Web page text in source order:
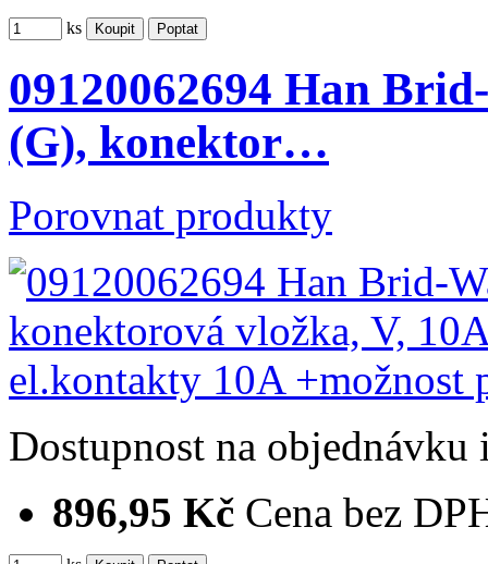
ks
09120062694 Han
(G), konektor…
Porovnat produkty
Dostupnost na objednávku
896,95 Kč Cena bez